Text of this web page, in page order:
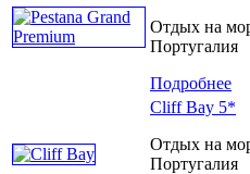
Отдых на
Португалия
Подробнее
Cliff Bay 5*
Отдых на
Португалия